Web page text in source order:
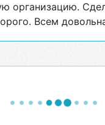
организацию.
Всем